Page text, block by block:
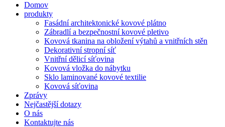
Domov
produkty
Fasádní architektonické kovové plátno
Zábradlí a bezpečnostní kovové pletivo
Kovová tkanina na obložení výtahů a vnitřních stěn
Dekorativní stropní síť
Vnitřní dělicí síťovina
Kovová vložka do nábytku
Sklo laminované kovové textilie
Kovová síťovina
Zprávy
Nejčastější dotazy
O nás
Kontaktujte nás